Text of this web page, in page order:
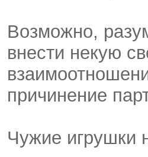
Возможно,
внести некую
причинение
Чужие игрушки